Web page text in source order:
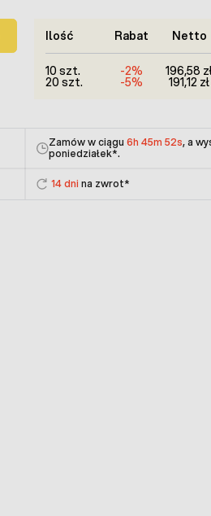
Ilość Rabat Netto
10 szt. -2% 196,58
20 szt. -5% 191,12 zł
Zamów w ciągu6h 45m 51s, a
poniedziałek*.
14 dni na zwrot*